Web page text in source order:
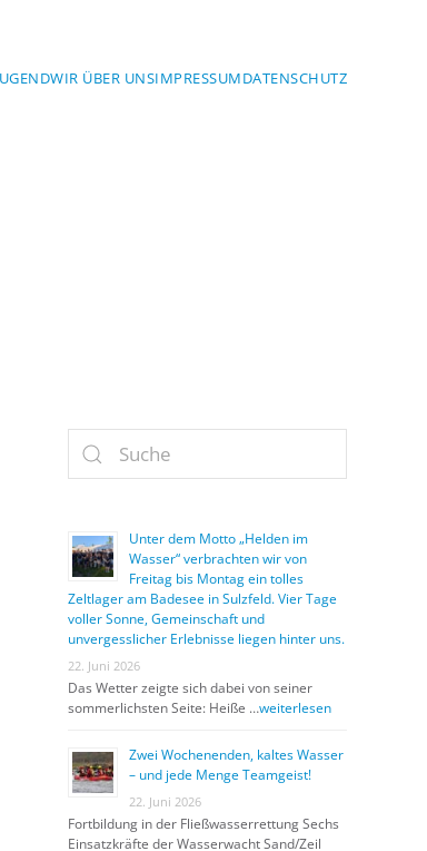
WIR ÜBER UNSIMPRESSUMDATENSCHUTZ
Unter dem Motto „Helden im
Wasser“ verbrachten wir von
Freitag bis Montag ein tolles
Zeltlager am Badesee in Sulzfeld. Vier Tage
voller Sonne, Gemeinschaft und
unvergesslicher Erlebnisse liegen hinter uns.
22. Juni 2026
Das Wetter zeigte sich dabei von seiner
sommerlichsten Seite: Heiße …weiterlesen
Zwei Wochenenden, kaltes Wasser
– und jede Menge Teamgeist!
22. Juni 2026
Fortbildung in der Fließwasserrettung Sechs
Einsatzkräfte der Wasserwacht Sand/Zeil